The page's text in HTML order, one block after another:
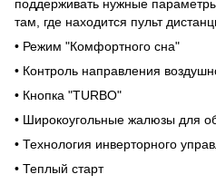
поддерживать нужные
там, где находится пульт
• Режим "Комфортного сна"
• Контроль направления
• Кнопка "TURBO"
• Широкоугольные жалюзы для
• Технология инверторного
• Теплый старт